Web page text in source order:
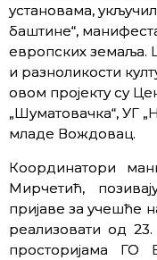
установама,
баштине“,
европских земаља.
и разноликости
овом пројекту су
„Шуматовачка“, УГ
младе Вождовац.
Координатори
Мирчетић,
пријаве за учешће
реализовати од
просторијама ГО